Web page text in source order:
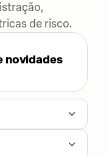
de risco.
novidades